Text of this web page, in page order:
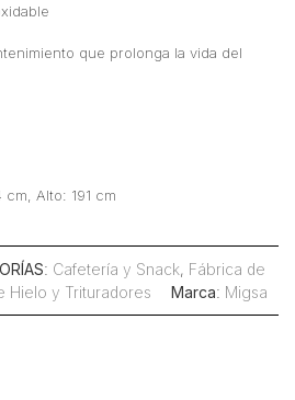
que prolonga la vida del
Alto: 191 cm
: Cafetería y Snack, Fábrica de
Hielo y Trituradores Marca: Migsa